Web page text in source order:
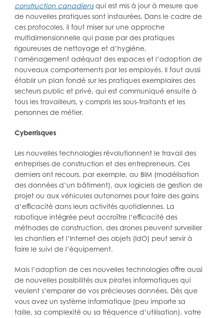
construction canadiensqui est mis à jour à mesure que
de nouvelles pratiques sont instaurées. Dans le cadre de
ces protocoles, il faut miser sur une approche
multidimensionnelle qui passe par des pratiques
rigoureuses de nettoyage et d’hygiène,
l’aménagement adéquat des espaces et l’adoption de
nouveaux comportements par les employés. Il faut aussi
établir un plan fondé sur les pratiques exemplaires des
secteurs public et privé, qui est communiqué ensuite à
tous les travailleurs, y compris les sous-traitants et les
personnes de métier.
Cyberrisques
Les nouvelles technologies révolutionnent le travail des
entreprises de construction et des entrepreneurs. Ces
derniers ont recours, par exemple, au BIM (modélisation
des données d’un bâtiment), aux logiciels de gestion de
projet ou aux véhicules autonomes pour faire des gains
d’efficacité dans leurs activités quotidiennes. La
robotique intégrée peut accroître l’efficacité des
méthodes de construction, des drones peuvent surveiller
les chantiers et l’Internet des objets (IdO) peut servir à
faire le suivi de l’équipement.
Mais l’adoption de ces nouvelles technologies offre aussi
de nouvelles possibilités aux pirates informatiques qui
veulent s’emparer de vos précieuses données. Dès que
vous avez un système informatique (peu importe sa
taille, sa complexité ou sa fréquence d’utilisation), votre